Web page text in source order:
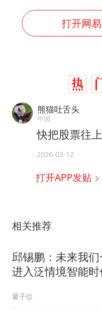
打开网
熊猫吐舌头
中国
快把股票往
2026-03-12
打开APP发贴
相关推荐
邱锡鹏：未来我
进入泛情境智能
量子位